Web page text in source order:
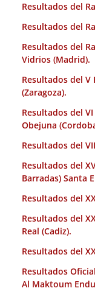
Resultados del
Resultados del
Resultados del
Vidrios (Madrid).
Resultados del
(Zaragoza).
Resultados del
Obejuna
Resultados del
Resultados del
Barradas) Santa
Resultados del
Resultados del
Real (Cadiz).
Resultados del
Resultados
Al Maktoum